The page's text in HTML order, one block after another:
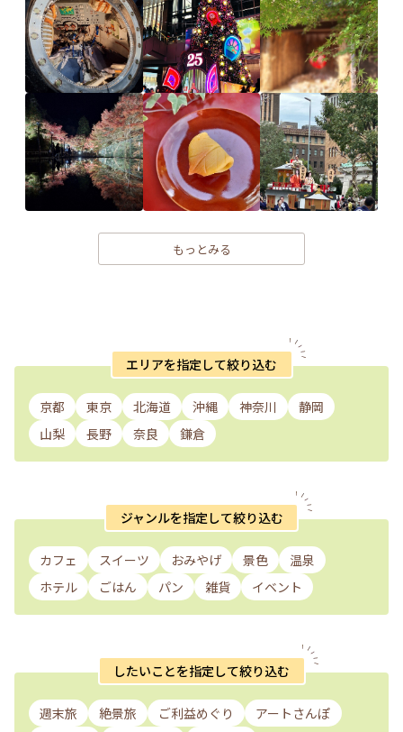
もっとみる
エリアを指定して絞り込む
京都 東京 北海道 沖縄 神奈川
静岡
山梨
長野 奈良 鎌倉
ジャンルを指定して絞り込む
カフェ スイーツ おみやげ 景色
温泉
ホテル
ごはん パン 雑貨 イベント
したいことを指定して絞り込む
週末旅 絶景旅 ご利益めぐり
アートさんぽ